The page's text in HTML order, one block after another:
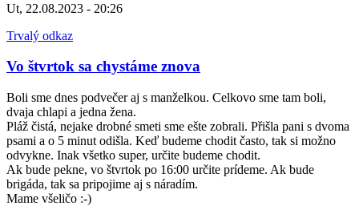
Ut, 22.08.2023 - 20:26
Trvalý odkaz
Vo štvrtok sa chystáme znova
Boli sme dnes podvečer aj s manželkou. Celkovo sme tam boli,
dvaja chlapi a jedna žena.
Pláž čistá, nejake drobné smeti sme ešte zobrali. Přišla pani s dvoma
psami a o 5 minut odišla. Keď budeme chodit často, tak si možno
odvykne. Inak všetko super, určite budeme chodit.
Ak bude pekne, vo štvrtok po 16:00 určite prídeme. Ak bude
brigáda, tak sa pripojime aj s náradím.
Mame všeličo :-)